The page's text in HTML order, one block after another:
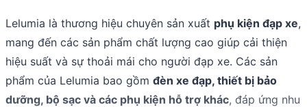
Lelumia là thương hiệu chuyên sản xuất phụ kiện đạp xe,
mang đến các sản phẩm chất lượng cao giúp cải thiện
hiệu suất và sự thoải mái cho người đạp xe. Các sản
phẩm của Lelumia bao gồm đèn xe đạp, thiết bị bảo
dưỡng, bộ sạc và các phụ kiện hỗ trợ khác, đáp ứng nhu